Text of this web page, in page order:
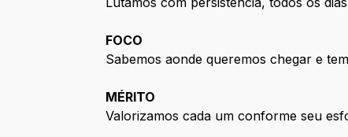
FOCO
Sabemos aonde queremos chegar e
MÉRITO
Valorizamos cada um conforme seu